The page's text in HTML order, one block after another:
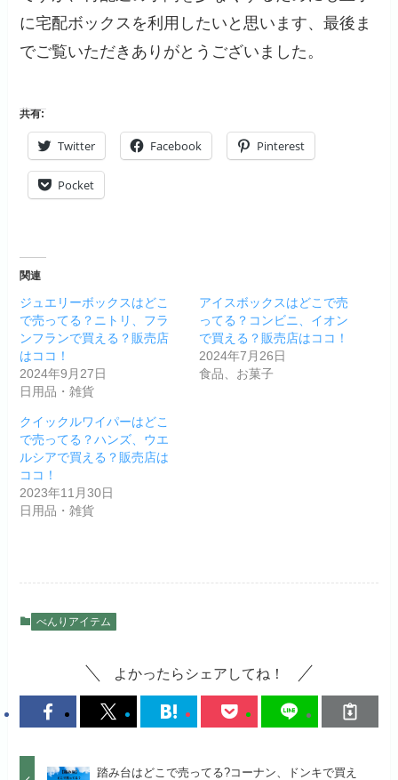
に宅配ボックスを利用したいと思います、最後ま
でご覧いただきありがとうございました。
共有:
Twitter Facebook Pinterest
Pocket
関連
ジュエリーボックスはどこ
で売ってる？ニトリ、フラ
ンフランで買える？販売店
はココ！
2024年9月27日
日用品・雑貨
アイスボックスはどこで売
ってる？コンビニ、イオン
で買える？販売店はココ！
2024年7月26日
食品、お菓子
クイックルワイパーはどこ
で売ってる？ハンズ、ウエ
ルシアで買える？販売店は
ココ！
2023年11月30日
日用品・雑貨
べんりアイテム
よかったらシェアしてね！
踏み台はどこで売ってる?コーナン、ドンキで買え